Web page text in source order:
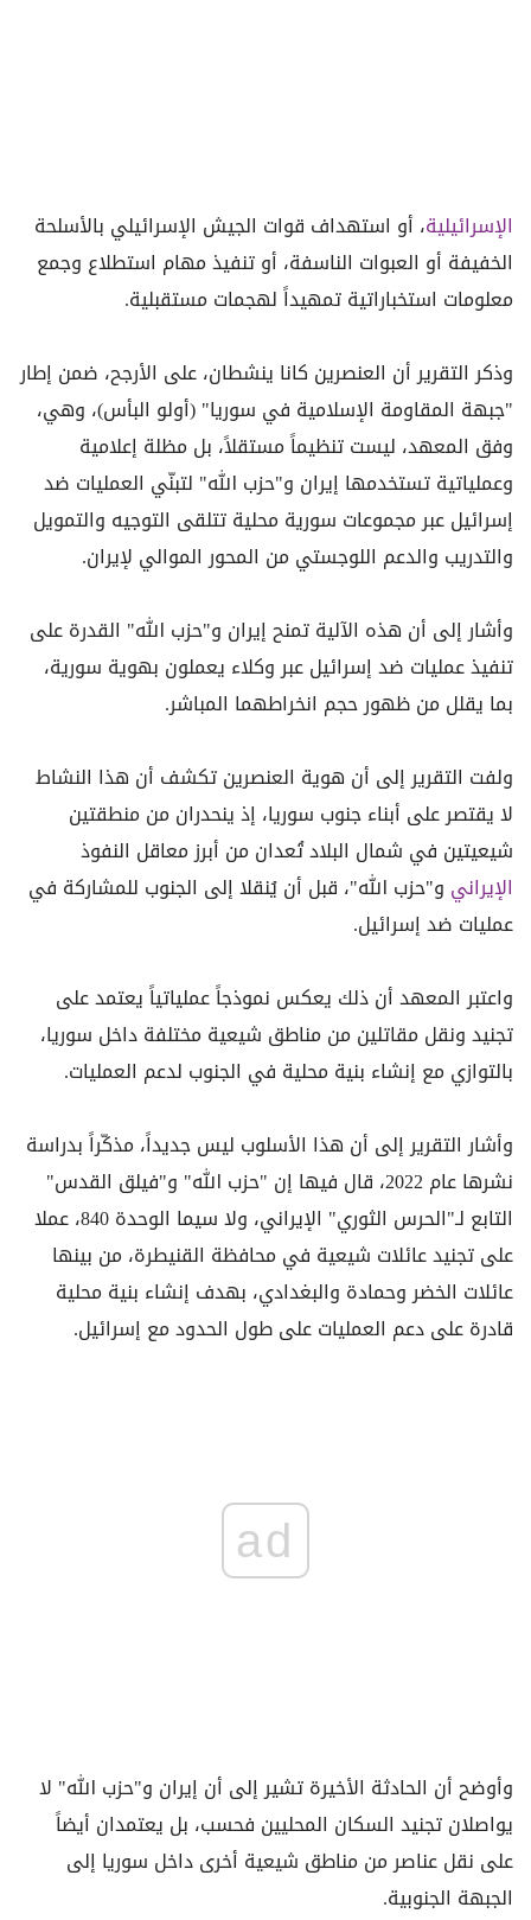
الإسرائيلية، أو استهداف قوات الجيش الإسرائيلي بالأسلحة
الخفيفة أو العبوات الناسفة، أو تنفيذ مهام استطلاع وجمع
معلومات استخباراتية تمهيداً لهجمات مستقبلية.
وذكر التقرير أن العنصرين كانا ينشطان، على الأرجح، ضمن إطار
"جبهة المقاومة الإسلامية في سوريا" (أولو البأس)، وهي،
وفق المعهد، ليست تنظيماً مستقلاً، بل مظلة إعلامية
وعملياتية تستخدمها إيران و"حزب الله" لتبنّي العمليات ضد
إسرائيل عبر مجموعات سورية محلية تتلقى التوجيه والتمويل
والتدريب والدعم اللوجستي من المحور الموالي لإيران.
وأشار إلى أن هذه الآلية تمنح إيران و"حزب الله" القدرة على
تنفيذ عمليات ضد إسرائيل عبر وكلاء يعملون بهوية سورية،
بما يقلل من ظهور حجم انخراطهما المباشر.
ولفت التقرير إلى أن هوية العنصرين تكشف أن هذا النشاط
لا يقتصر على أبناء جنوب سوريا، إذ ينحدران من منطقتين
شيعيتين في شمال البلاد تُعدان من أبرز معاقل النفوذ
الإيراني و"حزب الله"، قبل أن يُنقلا إلى الجنوب للمشاركة في
عمليات ضد إسرائيل.
واعتبر المعهد أن ذلك يعكس نموذجاً عملياتياً يعتمد على
تجنيد ونقل مقاتلين من مناطق شيعية مختلفة داخل سوريا،
بالتوازي مع إنشاء بنية محلية في الجنوب لدعم العمليات.
وأشار التقرير إلى أن هذا الأسلوب ليس جديداً، مذكّراً بدراسة
نشرها عام 2022، قال فيها إن "حزب الله" و"فيلق القدس"
التابع لـ"الحرس الثوري" الإيراني، ولا سيما الوحدة 840، عملا
على تجنيد عائلات شيعية في محافظة القنيطرة، من بينها
عائلات الخضر وحمادة والبغدادي، بهدف إنشاء بنية محلية
قادرة على دعم العمليات على طول الحدود مع إسرائيل.
ad
وأوضح أن الحادثة الأخيرة تشير إلى أن إيران و"حزب الله" لا
يواصلان تجنيد السكان المحليين فحسب، بل يعتمدان أيضاً
على نقل عناصر من مناطق شيعية أخرى داخل سوريا إلى
الجبهة الجنوبية.